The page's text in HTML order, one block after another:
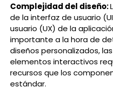
Complejidad del diseño:
de la interfaz de usuario
usuario (UX) de la
importante a la hora de
diseños personalizados,
elementos interactivos
recursos que los
estándar.